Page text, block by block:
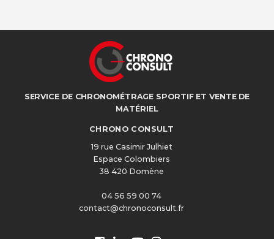
SERVICE DE CHRONOMÉTRAGE SPORTIF ET VENTE DE
MATÉRIEL
CHRONO CONSULT
19 rue Casimir Julhiet
Espace Colombiers
38 420 Domène
04 56 59 00 74
contact@chronoconsult.fr